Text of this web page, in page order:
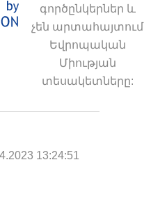
գործընկերներ և
չեն արտահայտում
Եվրոպական
Միության
տեսակետները:
13:24:51